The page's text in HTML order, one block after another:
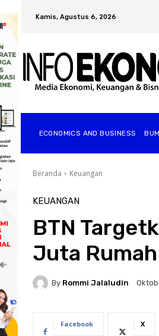
Kamis, Agustus 6, 2026
ECONOMICS AND BUSINESS
Beranda Keuangan
KEUANGAN
BTN
Juta
By Rommi Jalaludin
Facebook X